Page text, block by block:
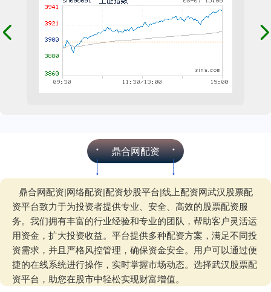
鼎合网配资
鼎合网配资|网络配资|配资炒股平台|线上配资网武汉股票配
资平台致力于为投资者提供专业、安全、高效的股票配资服
务。我们拥有丰富的行业经验和专业的团队，帮助客户灵活运
用资金，扩大投资收益。平台提供多种配资方案，满足不同投
资需求，并且严格风控管理，确保资金安全。用户可以通过便
捷的在线系统进行操作，实时掌握市场动态。选择武汉股票配
资平台，助您在股市中轻松实现财富增值。